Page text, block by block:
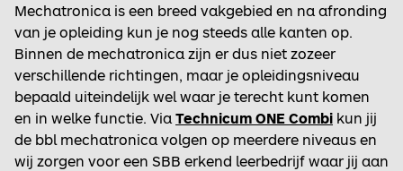
Mechatronica is een breed vakgebied en na afronding
van je opleiding kun je nog steeds alle kanten op.
Binnen de mechatronica zijn er dus niet zozeer
verschillende richtingen, maar je opleidingsniveau
bepaald uiteindelijk wel waar je terecht kunt komen
en in welke functie. Via Technicum ONE Combi kun jij
de bbl mechatronica volgen op meerdere niveaus en
wij zorgen voor een SBB erkend leerbedrijf waar jij aan